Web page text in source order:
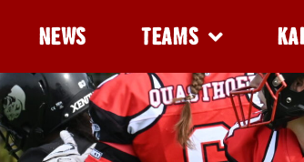
NEWS TEAMS